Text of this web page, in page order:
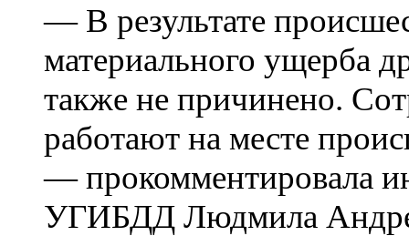
— В результате
материального ущерба
также не причинено.
работают на месте
— прокомментировала
УГИБДД Людмила